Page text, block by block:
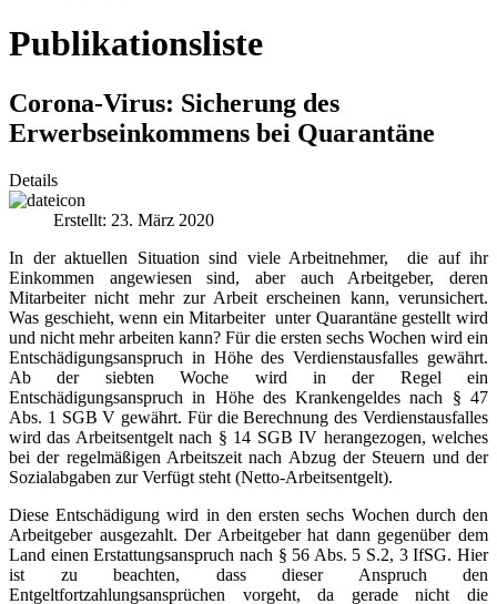
Publikationsliste
Corona-Virus: Sicherung des
Erwerbseinkommens bei Quarantäne
Details
Erstellt: 23. März 2020
In der aktuellen Situation sind viele Arbeitnehmer, die auf ihr
Einkommen angewiesen sind, aber auch Arbeitgeber, deren
Mitarbeiter nicht mehr zur Arbeit erscheinen kann, verunsichert.
Was geschieht, wenn ein Mitarbeiter unter Quarantäne gestellt wird
und nicht mehr arbeiten kann? Für die ersten sechs Wochen wird ein
Entschädigungsanspruch in Höhe des Verdienstausfalles gewährt.
Ab der siebten Woche wird in der Regel ein
Entschädigungsanspruch in Höhe des Krankengeldes nach § 47
Abs. 1 SGB V gewährt. Für die Berechnung des Verdienstausfalles
wird das Arbeitsentgelt nach § 14 SGB IV herangezogen, welches
bei der regelmäßigen Arbeitszeit nach Abzug der Steuern und der
Sozialabgaben zur Verfügt steht (Netto-Arbeitsentgelt).
Diese Entschädigung wird in den ersten sechs Wochen durch den
Arbeitgeber ausgezahlt. Der Arbeitgeber hat dann gegenüber dem
Land einen Erstattungsanspruch nach § 56 Abs. 5 S.2, 3 IfSG. Hier
ist zu beachten, dass dieser Anspruch den
Entgeltfortzahlungsansprüchen vorgeht, da gerade nicht die